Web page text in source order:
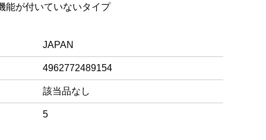
が付いていないタイプ
JAPAN
4962772489154
該当品なし
5